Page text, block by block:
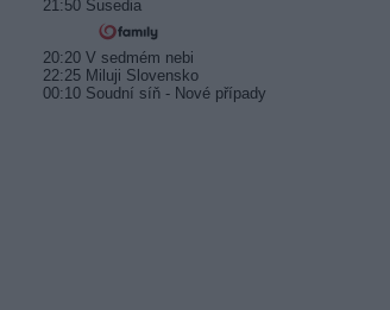
21:50 Susedia
20:20 V sedmém nebi
22:25 Miluji Slovensko
00:10 Soudní síň - Nové případy